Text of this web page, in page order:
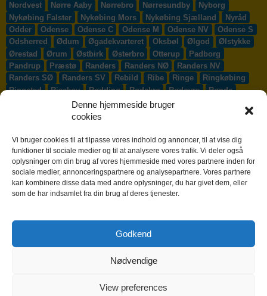
Denne hjemmeside bruger
cookies
Vi bruger cookies til at tilpasse vores indhold og annoncer, til at vise dig
funktioner til sociale medier og til at analysere vores trafik. Vi deler også
oplysninger om din brug af vores hjemmeside med vores partnere inden for
sociale medier, annonceringspartnere og analysepartnere. Vores partnere
kan kombinere disse data med andre oplysninger, du har givet dem, eller
som de har indsamlet fra din brug af deres tjenester.
Godkend
Nødvendige
View preferences
Nordvest
Nørre Aaby Nørrebro Nørresundby
Nyborg
Nykøbing Falster
Nykøbing Mors Nykøbing Sjælland
Nyråd
Odder
Odense Odense C Odense M Odense NV
Odense S
Odsherred
Ødum Øgadekvarteret Oksbøl Ølgod
Ølstykke
Ørestad
Ørum Østbirk Østerbro Otterup
Padborg
Pandrup
Præstø Randers Randers NØ
Randers NV
Randers SØ
Randers SV Rebild Ribe Ringe
Ringkøbing
Ringsted
Risskov Rødding Rødekro Rødovre
Rønde
Rønnede Roskilde Rudersdal
Rudkøbing
Ry Ryomgård
Skælskør
Skærbæk Skævinge Skagen
Skalborg
Skanderborg
Skibby Skibet Skive Skjern
Skørping
Skovlunde
Slagelse Slangerup Smørum
Smørumnedre
Sofiendal
Søften Solbjerg Solrød
Solrød Strand
Sønderborg
Søndersø Sorø Starup Stege
Stenløse
Stilling Stoholm
Sunds
Sydhavnen Taastrup
Taulov
Them Thisted Thurø By Tilst Tinglev
Tjæreborg
Tørring Trige
Vestbjerg Vester Hassing